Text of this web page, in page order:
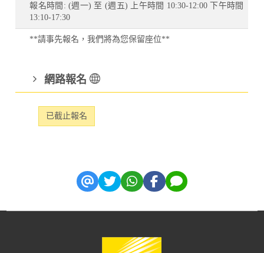
報名時間: (週一) 至 (週五) 上午時間 10:30-12:00 下午時間
13:10-17:30
**請事先報名，我們將為您保留座位**
網路報名
已截止報名